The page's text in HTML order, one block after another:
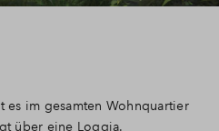
im gesamten Wohnquartier
über eine Loggia.